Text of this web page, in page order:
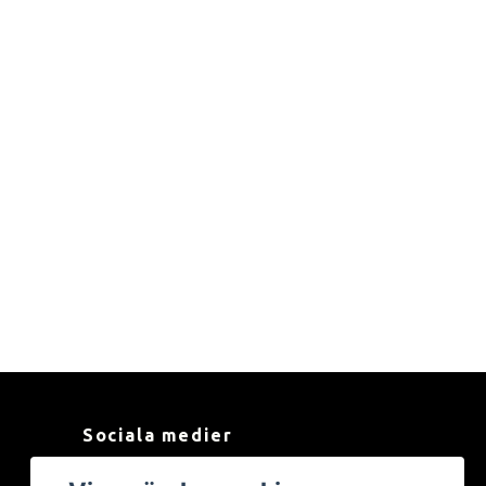
Sociala medier